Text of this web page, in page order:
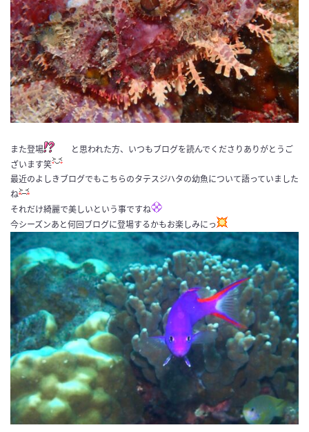
また登場
と思われた方、いつもブログを読んでくださりありがとうご
ざいます笑
最近のよしきブログでもこちらのタテスジハタの幼魚について語っていました
ね
それだけ綺麗で美しいという事ですね
今シーズンあと何回ブログに登場するかもお楽しみにっ